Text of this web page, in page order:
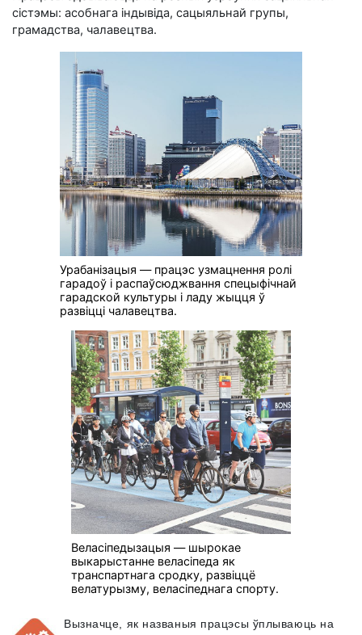
сістэмы: асобнага індывіда, сацыяльнай групы,
грамадства, чалавецтва.
Урабанізацыя — працэс узмацнення ролі
гарадоў і распаўсюджвання спецыфічнай
гарадской культуры і ладу жыцця ў
развіцці чалавецтва.
Веласіпедызацыя — шырокае
выкарыстанне веласіпеда як
транспартнага сродку, развіццё
велатурызму, веласіпеднага спорту.
Вызначце, як названыя працэсы ўплываюць на